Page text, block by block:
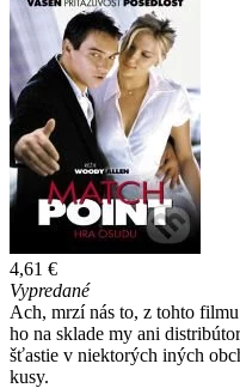
4,61 €
Vypredané
Ach, mrzí nás to, z tohto
ho na sklade my ani
šťastie v niektorých iných
kusy.